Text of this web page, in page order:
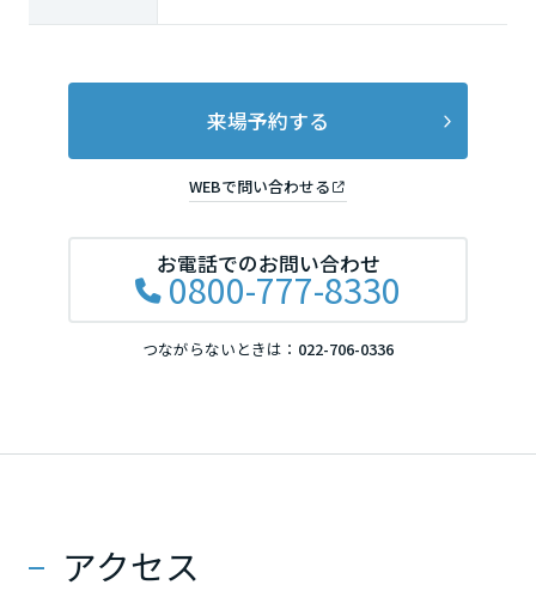
来場予約する
WEBで問い合わせる
お電話でのお問い合わせ
0800-777-8330
つながらないときは： 022-706-0336
アクセス